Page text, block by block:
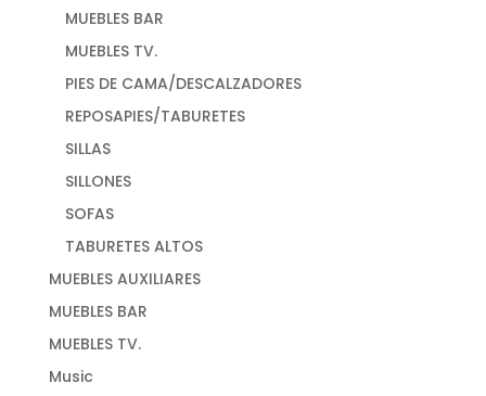
MUEBLES BAR
MUEBLES TV.
PIES DE CAMA/DESCALZADORES
REPOSAPIES/TABURETES
SILLAS
SILLONES
SOFAS
TABURETES ALTOS
MUEBLES AUXILIARES
MUEBLES BAR
MUEBLES TV.
Music